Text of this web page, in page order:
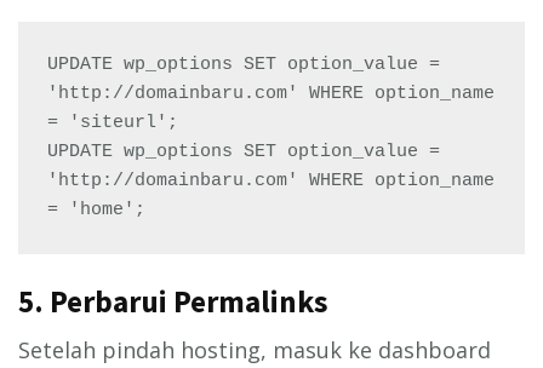
UPDATE wp_options SET option_value =
'http://domainbaru.com' WHERE option_name
= 'siteurl';
UPDATE wp_options SET option_value =
'http://domainbaru.com' WHERE option_name
= 'home';
5. Perbarui Permalinks
Setelah pindah hosting, masuk ke dashboard